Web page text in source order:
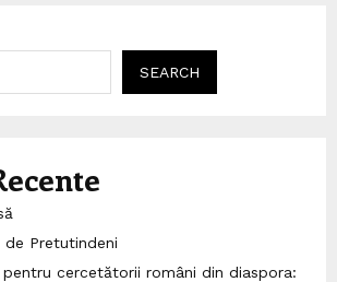
SEARCH
de Pretutindeni
cercetătorii români din diaspora: